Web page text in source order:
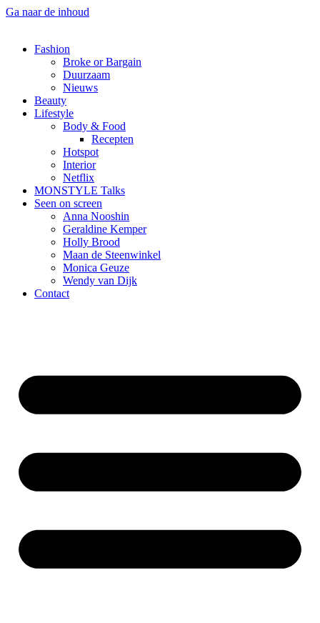
Ga naar de inhoud
Fashion
Broke or Bargain
Duurzaam
Nieuws
Beauty
Lifestyle
Body & Food
Recepten
Hotspot
Interior
Netflix
MONSTYLE Talks
Seen on screen
Anna Nooshin
Geraldine Kemper
Holly Brood
Maan de Steenwinkel
Monica Geuze
Wendy van Dijk
Contact